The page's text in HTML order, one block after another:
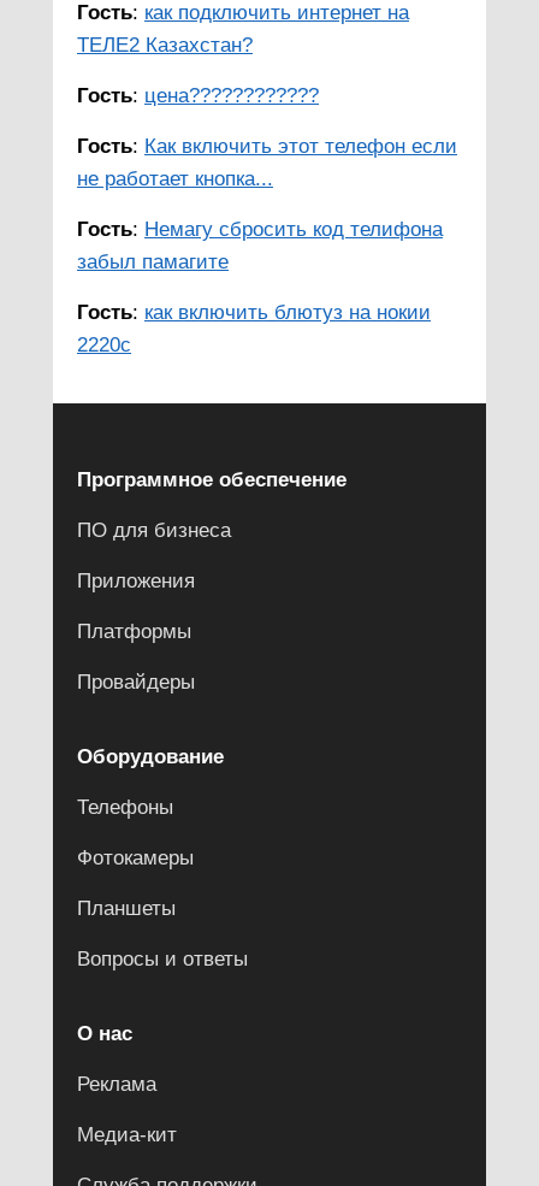
Гость: как подключить интернет на
ТЕЛЕ2 Казахстан?
Гость: цена????????????
Гость: Как включить этот телефон если
не работает кнопка...
Гость: Немагу сбросить код телифона
забыл памагите
Гость: как включить блютуз на нокии
2220с
Программное обеспечение
ПО для бизнеса
Приложения
Платформы
Провайдеры
Оборудование
Телефоны
Фотокамеры
Планшеты
Вопросы и ответы
О нас
Реклама
Медиа-кит